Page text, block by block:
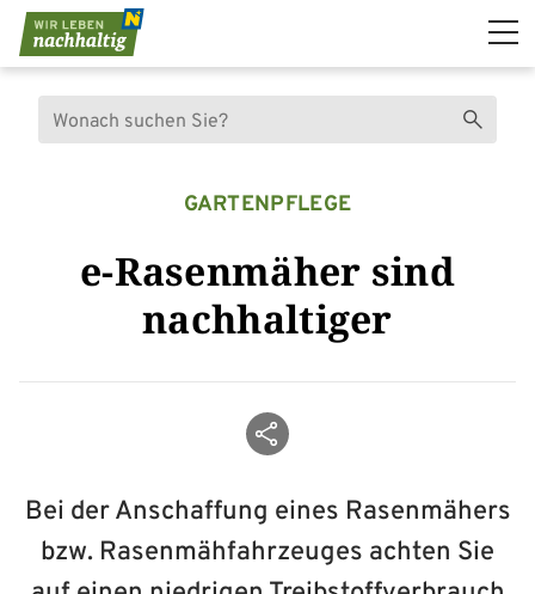
Navigation überspringen
Suche Suchen
GARTENPFLEGE
e-Rasenmäher sind
nachhaltiger
Beitrag teilen
Bei der Anschaffung eines Rasenmähers
bzw. Rasenmähfahrzeuges achten Sie